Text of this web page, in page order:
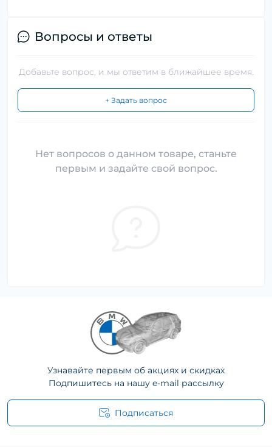
Вопросы и ответы
Добавьте вопрос, и мы ответим в ближайшее время.
+ Задать вопрос
Нет вопросов о данном товаре, станьте
первым и задайте свой вопрос.
Узнавайте первым об акциях и скидках
Подпишитесь на нашу e-mail рассылку
Подписаться